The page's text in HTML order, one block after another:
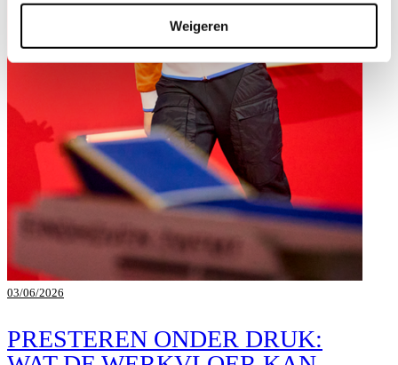
Weigeren
03/06/2026
PRESTEREN ONDER DRUK: